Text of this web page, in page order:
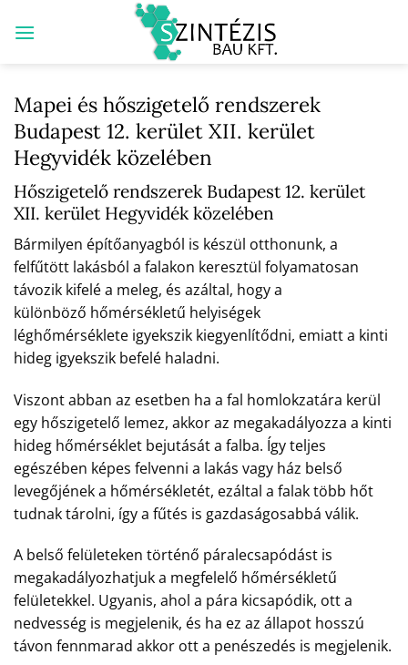
Mapei és hőszigetelő rendszerek
Budapest 12. kerület XII. kerület
Hegyvidék közelében
Hőszigetelő rendszerek Budapest 12. kerület
XII. kerület Hegyvidék közelében
Bármilyen építőanyagból is készül otthonunk, a
felfűtött lakásból a falakon keresztül folyamatosan
távozik kifelé a meleg, és azáltal, hogy a
különböző hőmérsékletű helyiségek
léghőmérséklete igyekszik kiegyenlítődni, emiatt a kinti
hideg igyekszik befelé haladni.
Viszont abban az esetben ha a fal homlokzatára kerül
egy hőszigetelő lemez, akkor az megakadályozza a kinti
hideg hőmérséklet bejutását a falba. Így teljes
egészében képes felvenni a lakás vagy ház belső
levegőjének a hőmérsékletét, ezáltal a falak több hőt
tudnak tárolni, így a fűtés is gazdaságosabbá válik.
A belső felületeken történő páralecsapódást is
megakadályozhatjuk a megfelelő hőmérsékletű
felületekkel. Ugyanis, ahol a pára kicsapódik, ott a
nedvesség is megjelenik, és ha ez az állapot hosszú
távon fennmarad akkor ott a penészedés is megjelenik.